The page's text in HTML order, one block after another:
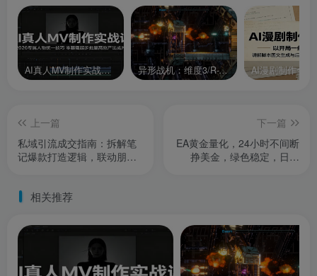
AI真人MV制作实战课：2026专属人物统一技巧，零基础起步批量高效产出成片 异形战机：维度3/R-Type Dimensions III
上一篇
私域引流成交指南：拆解笔
记爆款打造逻辑，联动朋友
下一篇
EA黄金量化，24小时不间断
挣美金，绿色稳定，日入
相关推荐